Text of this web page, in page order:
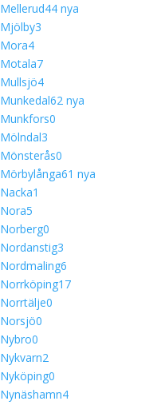
Mellerud44 nya
Mjölby3
Mora4
Motala7
Mullsjö4
Munkedal62 nya
Munkfors0
Mölndal3
Mönsterås0
Mörbylånga61 nya
Nacka1
Nora5
Norberg0
Nordanstig3
Nordmaling6
Norrköping17
Norrtälje0
Norsjö0
Nybro0
Nykvarn2
Nyköping0
Nynäshamn4